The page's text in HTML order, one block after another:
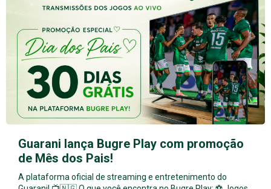
Guarani lança Bugre Play com promoção
de Mês dos Pais!
A plataforma oficial de streaming e entretenimento do